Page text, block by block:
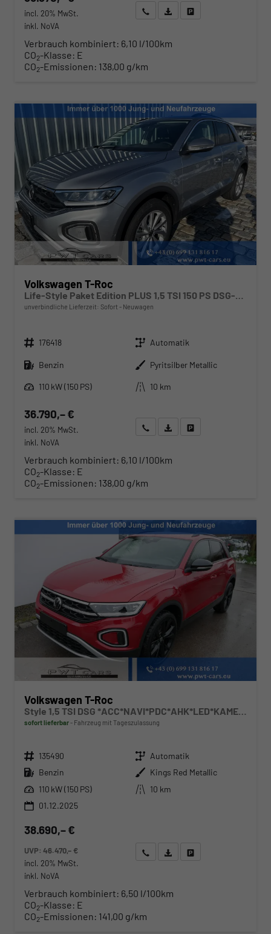
incl. 20% MwSt.
inkl. NoVA
Wir rufen Sie anAngebot drucken (PDF)
Verbrauch kombiniert: 6,10 l/100km
CO2-Klasse: E
CO2-Emissionen: 138,00 g/km
Volkswagen T-Roc
unverbindliche Lieferzeit: Sofort Neuwagen
Fahrzeugnr. 176418 Getriebe Automatik
Kraftstoff
Benzin Außenfarbe Pyritsilber Metallic
Leistung
110 kW (150 PS) Kilometerstand 10 km
36.790,– €
incl. 20% MwSt.
inkl. NoVA
Wir rufen Sie anAngebot drucken (PDF)
Verbrauch kombiniert: 6,10 l/100km
CO2-Klasse: E
CO2-Emissionen: 138,00 g/km
Volkswagen T-Roc
Style 1,5 TSI DSG *ACC*NAVI*PDC*AHK*LED*KAMERA*TEMPOMAT*19-ZOLL
sofort lieferbar Fahrzeug mit Tageszulassung
Fahrzeugnr. 135490 Getriebe Automatik
Kraftstoff Benzin Außenfarbe Kings Red Metallic
Leistung 110 kW (150 PS) Kilometerstand
10 km
01.12.2025
38.690,– €
UVP:46.470,– €
incl. 20% MwSt.
inkl. NoVA
Wir rufen Sie anAngebot drucken (PDF)
Verbrauch kombiniert: 6,50 l/100km
CO2-Klasse: E
CO2-Emissionen: 141,00 g/km